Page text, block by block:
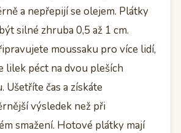
a nepřepijí se olejem. Plátky
silné zhruba 0,5 až 1 cm.
moussaku pro více lidí,
lilek péct na dvou pleších
Ušetříte čas a získáte
výsledek než při
smažení. Hotové plátky mají